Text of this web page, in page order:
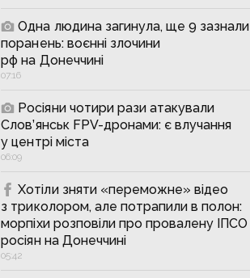
Одна людина загинула, ще 9 зазнали
поранень: воєнні злочини
рф на Донеччині
07:16
Росіяни чотири рази атакували
Слов’янськ FPV-дронами: є влучання
у центрі міста
06:09
Хотіли зняти «переможне» відео
з триколором, але потрапили в полон:
морпіхи розповіли про провалену ІПСО
росіян на Донеччині
05:42